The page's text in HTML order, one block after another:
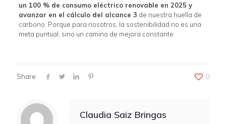
un 100 % de consumo eléctrico renovable en 2025 y
avanzar en el cálculo del alcance 3 de nuestra huella de
carbono. Porque para nosotros, la sostenibilidad no es una
meta puntual, sino un camino de mejora constante.
Share 0
Claudia Saiz Bringas